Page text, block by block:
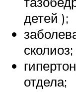
детей );
сколиоз;
отдела;